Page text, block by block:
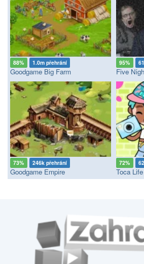
88% 1.0m přehrání
Goodgame Big Farm
95%
Five
73% 246k přehrání
Goodgame Empire
72%
Toca